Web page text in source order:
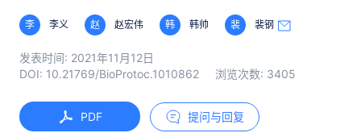
李 李义 赵 赵宏伟 韩 韩帅 裴 裴钢
发表时间: 2021年11月12日
DOI: 10.21769/BioProtoc.1010862 浏览次数: 3405
PDF 提问与回复